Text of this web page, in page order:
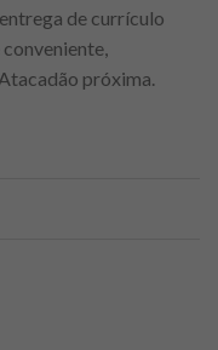
de currículo
próxima.